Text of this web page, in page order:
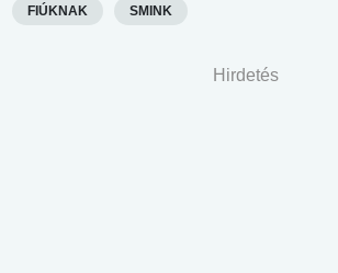
FIÚKNAK SMINK
Hirdetés